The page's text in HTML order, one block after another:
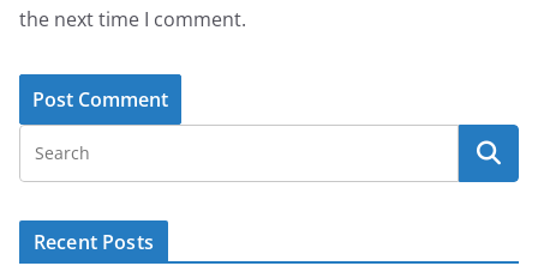
the next time I comment.
Recent Posts